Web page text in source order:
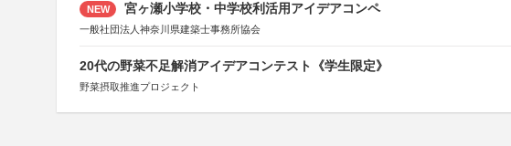
NEW 宮ヶ瀬小学校・中学校利活用アイデアコンペ
一般社団法人神奈川県建築士事務所協会
20代の野菜不足解消アイデアコンテスト《学生限定》
野菜摂取推進プロジェクト